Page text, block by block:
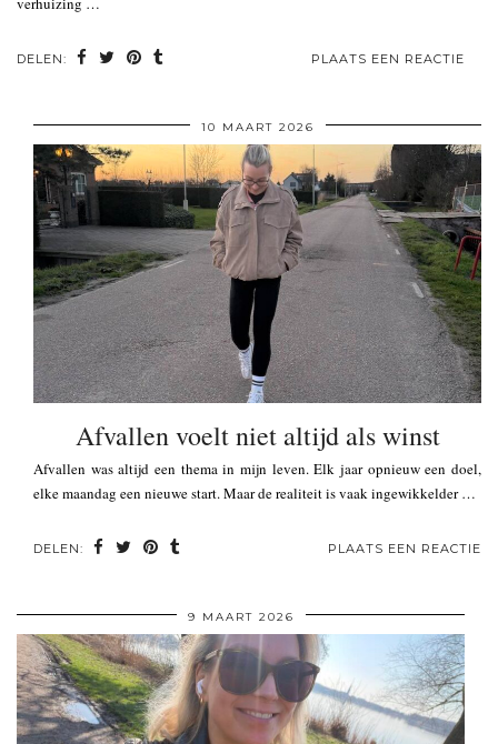
DELEN: PLAATS EEN REACTIE
10 MAART 2026
Afvallen voelt niet altijd als winst
Afvallen was altijd een thema in mijn leven. Elk jaar opnieuw een doel,
elke maandag een nieuwe start. Maar de realiteit is vaak ingewikkelder …
DELEN: PLAATS EEN REACTIE
9 MAART 2026